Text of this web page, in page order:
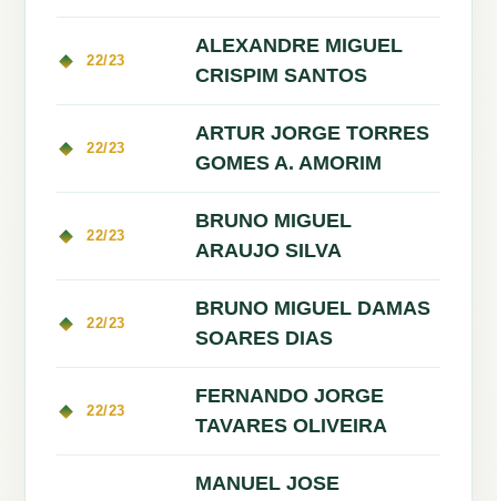
22/23
ALEXANDRE MIGUEL
CRISPIM SANTOS
22/23
ARTUR JORGE TORRES
GOMES A. AMORIM
22/23
BRUNO MIGUEL
ARAUJO SILVA
22/23
BRUNO MIGUEL DAMAS
SOARES DIAS
22/23
FERNANDO JORGE
TAVARES OLIVEIRA
MANUEL JOSE